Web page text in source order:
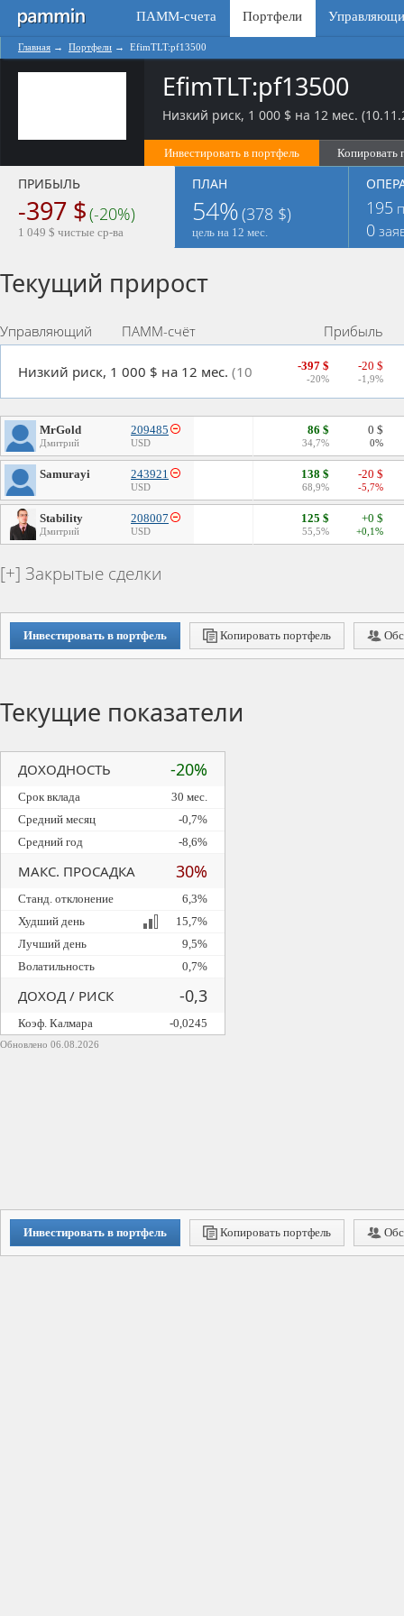
ПАММ-счета Портфели
Главная → Портфели → EfimTLT:pf13500
EfimTLT:pf13500
Низкий риск, 1 000 $ на 12 мес.
Инвестировать в портфель Копировать
ПРИБЫЛЬ
-397 $(-20%)
1 049 $ чистые ср-ва
ПЛАН
54%(378 $)
цель на 12 мес.
195
0
Текущий прирост
Управляющий ПАММ-счёт Прибыль
Низкий риск, 1 000 $ на 12 мес. (10.11.2014)-397 $
-20%
-20 $
-1,9%
MrGold
Дмитрий
209485
USD
86 $
34,7%
0 $
0%
Samurayi 243921
USD
138 $
68,9%
-20 $
-5,7%
Stability
Дмитрий
208007
USD
125 $
55,5%
+0 $
+0,1%
Закрытые сделки
Инвестировать в портфель Копировать портфель
Текущие показатели
Обновлено 06.08.2026
ДОХОДНОСТЬ -20%
Срок вклада
30 мес.
Средний месяц
-0,7%
Средний год
-8,6%
МАКС. ПРОСАДКА 30%
Станд. отклонение
6,3%
Худший день
15,7%
Лучший день
9,5%
Волатильность
0,7%
ДОХОД / РИСК -0,3
Коэф. Калмара -0,0245
Инвестировать в портфель Копировать портфель